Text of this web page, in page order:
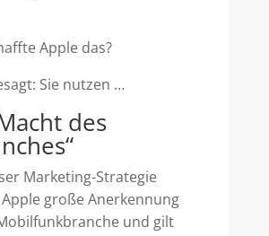
Apple das?
Sie nutzen …
des
Marketing-Strategie
große Anerkennung
und gilt